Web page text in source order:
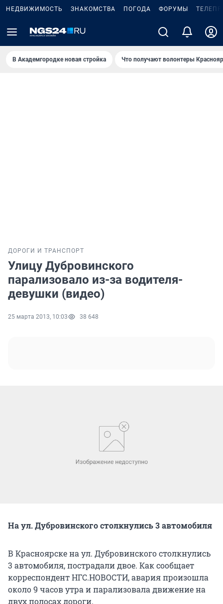
НЕДВИЖИМОСТЬ ЗНАКОМСТВА ПОГОДА ФОРУМЫ
В Академгородке новая стройка Что получают волонтеры
ДОРОГИ И ТРАНСПОРТ
Улицу Дубровинского
парализовало из-за водителя-
девушки (видео)
25 марта 2013, 10:03 38 648
На ул. Дубровинского столкнулись 3 автомобиля
В Красноярске на ул. Дубровинского столкнулись
3 автомобиля, пострадали двое. Как сообщает
корреспондент НГС.НОВОСТИ, авария произошла
около 9 часов утра и парализовала движение на
двух полосах дороги.